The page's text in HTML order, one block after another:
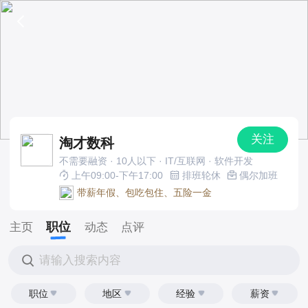
淘才数科 关注
不需要融资 · 10人以下 · IT/互联网 · 软件开发
上午09:00-下午17:00
排班轮休
偶尔加班
带薪年假、包吃包住、五险一金
主页 职位 动态 点评
请输入搜索内容
职位 地区 经验 薪资